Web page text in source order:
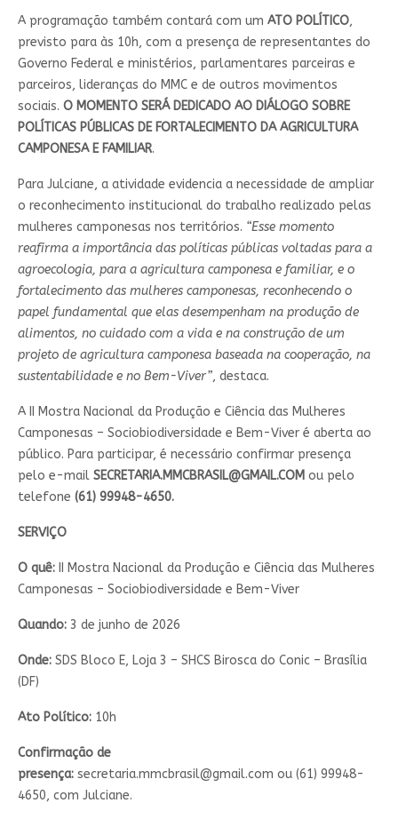
A programação também contará com um ATO POLÍTICO,
previsto para às 10h, com a presença de representantes do
Governo Federal e ministérios, parlamentares parceiras e
parceiros, lideranças do MMC e de outros movimentos
sociais. O MOMENTO SERÁ DEDICADO AO DIÁLOGO SOBRE
POLÍTICAS PÚBLICAS DE FORTALECIMENTO DA AGRICULTURA
CAMPONESA E FAMILIAR.
Para Julciane, a atividade evidencia a necessidade de ampliar
o reconhecimento institucional do trabalho realizado pelas
mulheres camponesas nos territórios. “Esse momento
reafirma a importância das políticas públicas voltadas para a
agroecologia, para a agricultura camponesa e familiar, e o
fortalecimento das mulheres camponesas, reconhecendo o
papel fundamental que elas desempenham na produção de
alimentos, no cuidado com a vida e na construção de um
projeto de agricultura camponesa baseada na cooperação, na
sustentabilidade e no Bem-Viver”, destaca.
A II Mostra Nacional da Produção e Ciência das Mulheres
Camponesas – Sociobiodiversidade e Bem-Viver é aberta ao
público. Para participar, é necessário confirmar presença
pelo e-mail SECRETARIA.MMCBRASIL@GMAIL.COM ou pelo
telefone (61) 99948-4650.
SERVIÇO
O quê:II Mostra Nacional da Produção e Ciência das Mulheres
Camponesas – Sociobiodiversidade e Bem-Viver
Quando:3 de junho de 2026
Onde:SDS Bloco E, Loja 3 – SHCS Birosca do Conic – Brasília
(DF)
Ato Político:10h
Confirmação de
presença: secretaria.mmcbrasil@gmail.com ou (61) 99948-
4650, com Julciane.